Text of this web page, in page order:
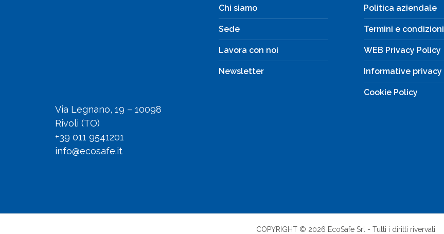
Via Legnano, 19 – 10098
Rivoli (TO)
+39 011 9541201
info@ecosafe.it
Chi siamo
Sede
Lavora con noi
Newsletter
Politica aziendale
Termini e condizioni
WEB Privacy Policy
Informative privacy
Cookie Policy
COPYRIGHT © 2026 EcoSafe Srl - Tutti i diritti rivervati